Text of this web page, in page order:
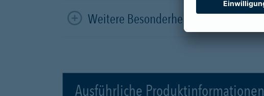
Weitere Besonderheiten
Ausführliche Produktinformationen